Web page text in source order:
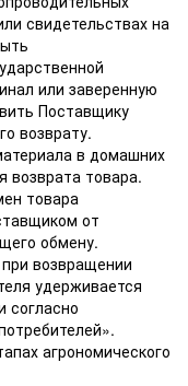
свидетельствах на
или заверенную
Поставщику
возврату.
в домашних
возврата товара.
товара
от
обмену.
возвращении
удерживается
согласно
агрономического